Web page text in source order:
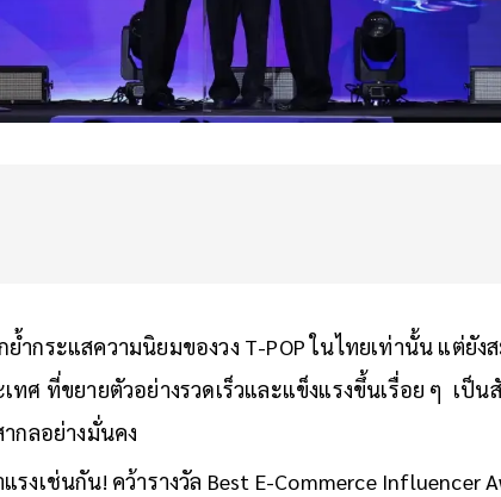
ย้ำกระแสความนิยมของวง T-POP ในไทยเท่านั้น แต่ยัง
ทศ ที่ขยายตัวอย่างรวดเร็วและแข็งแรงขึ้นเรื่อย ๆ เป็
ากลอย่างมั่นคง
เช่นกัน! คว้ารางวัล Best E-Commerce Influencer